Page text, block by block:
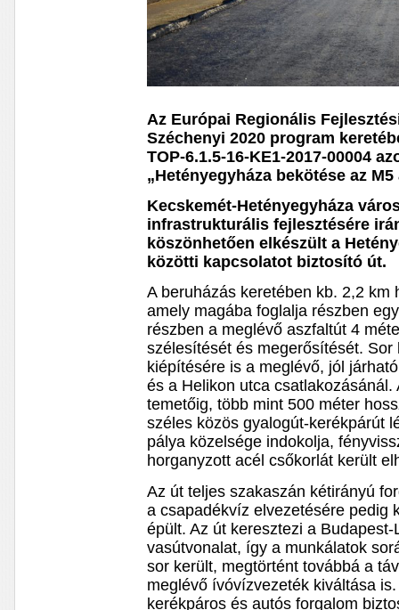
Az Európai Regionális
Széchenyi 2020 program
TOP-6.1.5-16-KE1-2017-00004
„Hetényegyháza bekötése az
Kecskemét-Hetényegyháza
infrastrukturális fejlesztésére
köszönhetően elkészült a
közötti kapcsolatot biztosító út.
A beruházás keretében kb. 2,2
amely magába foglalja részben
részben a meglévő aszfaltút 4
szélesítését és megerősítését.
kiépítésére is a meglévő, jól
és a Helikon utca
temetőig, több mint 500 méter
széles közös gyalogút-kerékpárút
pálya közelsége indokolja,
horganyzott acél csőkorlát került
Az út teljes szakaszán kétirányú
a csapadékvíz elvezetésére pedig
épült. Az út keresztezi a
vasútvonalat, így a munkálatok
sor került, megtörtént továbbá a
meglévő ívóvízvezeték kiváltása
kerékpáros és autós forgalom